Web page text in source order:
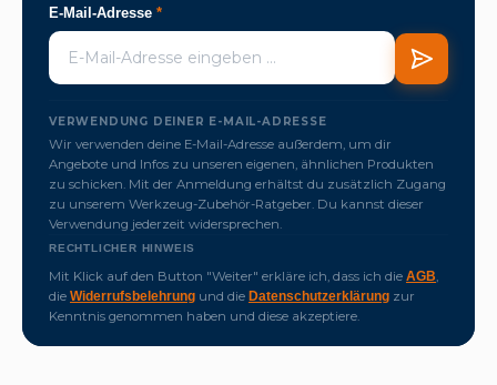
E-Mail-Adresse *
VERWENDUNG DEINER E-MAIL-ADRESSE
Wir verwenden deine E-Mail-Adresse außerdem, um dir
Angebote und Infos zu unseren eigenen, ähnlichen Produkten
zu schicken. Mit der Anmeldung erhältst du zusätzlich Zugang
zu unserem Werkzeug-Zubehör-Ratgeber. Du kannst dieser
Verwendung jederzeit widersprechen.
RECHTLICHER HINWEIS
Mit Klick auf den Button "Weiter" erkläre ich, dass ich die AGB,
die Widerrufsbelehrung und die Datenschutzerklärung zur
Kenntnis genommen haben und diese akzeptiere.